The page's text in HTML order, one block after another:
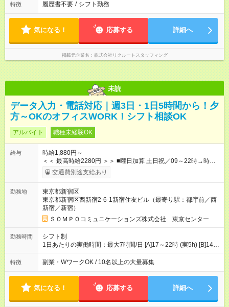
特徴 履歴書不要 / シフト勤務
気になる！ 応募する 詳細へ
掲載元企業名 株式会社リクルートスタッフィング
未読
データ入力・電話対応｜週3日・1日5時間から！夕
方～OKのオフィスWORK！シフト相談OK
アルバイト 職種未経験OK
給与
時給1,880円～
＜＜ 最高時給2280円 ＞＞ ■曜日加算 土日祝／09～22時→時給
＋400円 ■時間加算 月曜／09～12時→時給＋200円 月曜／17～
22時→時給＋200円 金曜／17～22時→時給＋400円 ■導入研
━━━━━━━━━━━━━━━ ■月収例 ◎ロングシフト（週3日×実7h） [1]
金曜日収：15160円×4日＝60640円 [2]土曜日収：15960円×5日
＝79800円 [3]日曜日収：15960円×5日＝79800円 [1]＋[2]＋[3]＝
月収22万240円 ◎ショートシフト（週3日×実5h） [1]月曜日収：
10400円×4日＝41600円 [2]金曜日収：11400円×4日＝45600円
[3]土曜日収：11400円×5日＝57000円 [1]＋[2]＋[3]＝月収14万
4200円 【試用期間】試用期間あり 試用期間の長さ：3ヶ月 ※ 雇
態：本採用時と同じです。 給与：時給 1,780円以上 ※各加算給
無
交通費別途支給あり
勤務地
東京都新宿区
東京都新宿区西新宿2-6-1新宿住友ビル（最寄り駅：都庁前／西
新宿／新宿）
ＳＯＭＰＯコミュニケーションズ株式会社 東京センター
勤務時間
シフト制
1日あたりの実働時間：最大7時間/日 [A]17～22時 (実5h) [B]14～
22時 (実7h/休1h） ★週3～5日※土or日必須 ◎休日：平日メイン
※[B]OJT終了後要相談 ◎下記選択制 （1）曜日固定 週3～・土or
選択可 ▶ご確認 祝日/GW/年末年始等も シフト通りの出勤が必要
です
特徴 副業・WワークOK / 10名以上の大量募集
気になる！ 応募する 詳細へ